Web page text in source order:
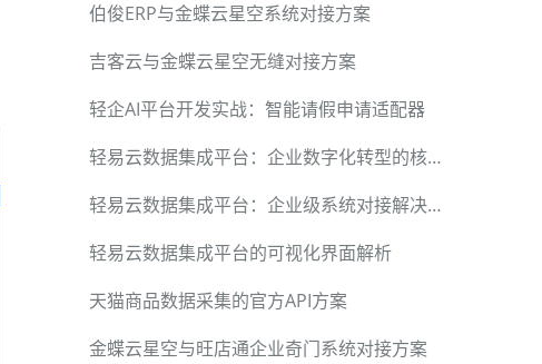
伯俊ERP与金蝶云星空系统对接方案
吉客云与金蝶云星空无缝对接方案
轻企AI平台开发实战：智能请假申请适配器
轻易云数据集成平台：企业数字化转型的核心引擎
轻易云数据集成平台：企业级系统对接解决方案
轻易云数据集成平台的可视化界面解析
天猫商品数据采集的官方API方案
金蝶云星空与旺店通企业奇门系统对接方案